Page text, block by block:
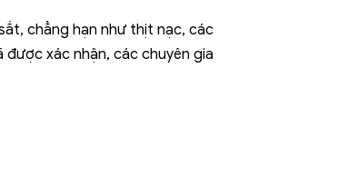
chẳng hạn như thịt nạc, các
xác nhận, các chuyên gia